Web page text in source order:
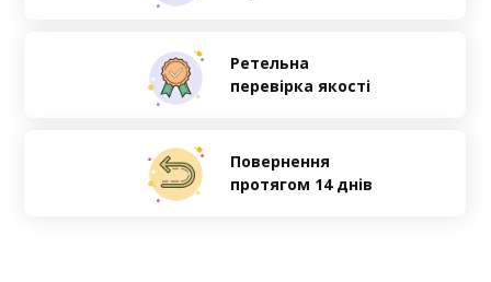
Ретельна
перевірка якості
Повернення
протягом 14 днів